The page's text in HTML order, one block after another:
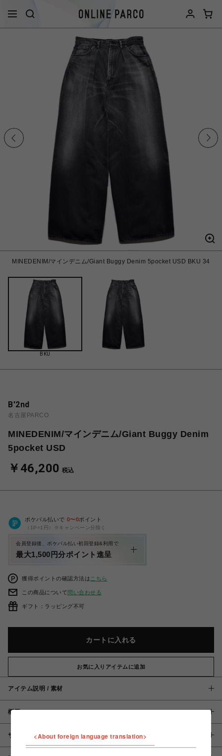
MINEDENIM/マインデニム/Giant Buggy Denim 5pocket USD BKU 34
BKU
B'2nd
名古屋PARCO
MINEDENIM/マインデニム/Giant Buggy Denim
5pocket USD
￥46,200 税込
ポケパル払いで 0〜0ポイント
（1P=1円）※キャンペーン分除く
会員登録後、ポケパル払い初回登録&利用で
最大1,500円分ポイント進呈
獲得ポイントの確認方法は こちら
この商品について問い合わせる
ギフト：ラッピング不可
カートに入れる
お気に入りアイテムに追加
アイテム説明 / 素材
概要
サイズ <About foreign language translation>